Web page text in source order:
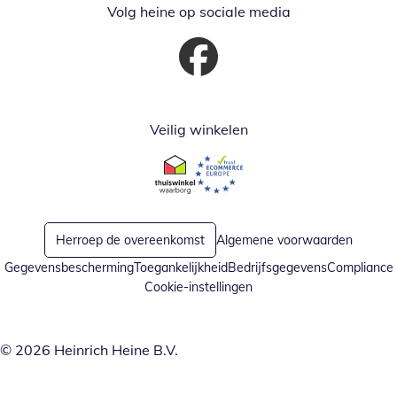
Volg heine op sociale media
Opent in nieuw venster
Veilig winkelen
Opent in nieuw venster
Opent in nieuw venster
Herroep de overeenkomst
Algemene voorwaarden
GegevensbeschermingToegankelijkheidBedrijfsgegevensCompliance
Cookie-instellingen
© 2026 Heinrich Heine B.V.